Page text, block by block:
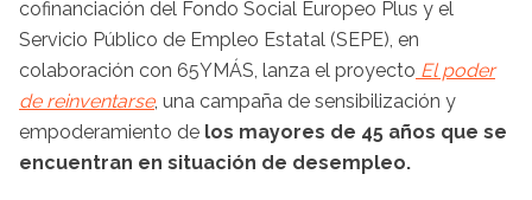
cofinanciación del Fondo Social Europeo Plus y el
Servicio Público de Empleo Estatal (SEPE), en
colaboración con 65YMÁS, lanza el proyecto El poder
de reinventarse, una campaña de sensibilización y
empoderamiento de los mayores de 45 años que se
encuentran en situación de desempleo.